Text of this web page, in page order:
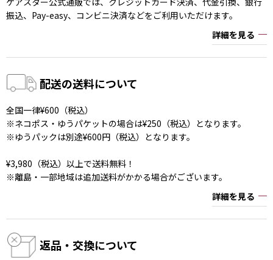
振込、Pay-easy、コンビニ決済などをご利用いただけます。
詳細を見る
配送の送料について
全国一律¥600（税込）
※ネコポス・ゆうパケットの場合は¥250（税込）となります。
※ゆうパックは別途¥600円（税込）となります。
¥3,980（税込）以上で送料無料！
※離島・一部地域は追加送料がかかる場合がございます。
詳細を見る
返品・交換について